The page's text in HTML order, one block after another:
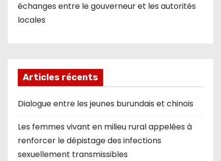
échanges entre le gouverneur et les autorités
locales
Articles récents
Dialogue entre les jeunes burundais et chinois
Les femmes vivant en milieu rural appelées à
renforcer le dépistage des infections
sexuellement transmissibles